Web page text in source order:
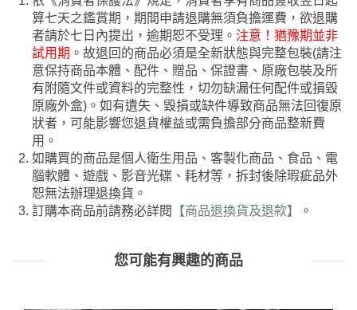
算七天之鑑賞期，期間申請退購無須負擔運費，欲退購
者請於七日內提出，逾期恕不受理。 注意！猶豫期並非
試用期 。故退回的商品必須是全新狀態與完整包裝(請注
意保持商品本體、配件、贈品、保證書、原廠包裝及所
有附隨文件或資料的完整性，切勿缺漏任何配件或損毀
原廠外盒)。如有遺失、毀損或缺件導致商品無法回復原
狀者，可能影響您退貨權益或需負擔部分商品整新費
用。
如購買的商品是個人衛生用品、客製化商品、食品、電
腦軟體、遊戲、影音光碟、耗材等，拆封後除瑕疵品外
恕無法辦理退換貨。
訂購本商品前請務必詳閱
【商品退換貨及退款】 。
您可能有興趣的商品